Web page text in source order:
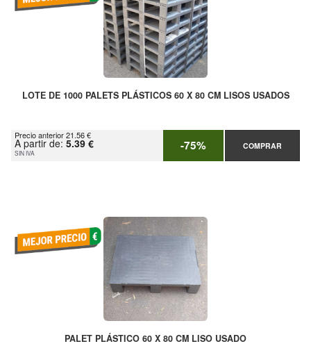
LOTE DE 1000 PALETS PLÁSTICOS 60 X 80 CM LISOS USADOS
Precio anterior 21.56 €
A partir de: 5.39 €
SIN IVA -75% COMPRAR
PALET PLÁSTICO 60 X 80 CM LISO USADO